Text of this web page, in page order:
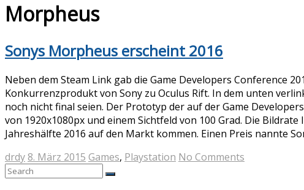
Morpheus
Sonys Morpheus erscheint 2016
Neben dem Steam Link gab die Game Developers Conference
Konkurrenzprodukt von Sony zu Oculus Rift. In dem unten
noch nicht final seien. Der Prototyp der auf der Game
von 1920x1080px und einem Sichtfeld von 100 Grad. Die
Jahreshälfte 2016 auf den Markt kommen. Einen Preis nannte
drdy 8. März 2015 Games, Playstation No Comments